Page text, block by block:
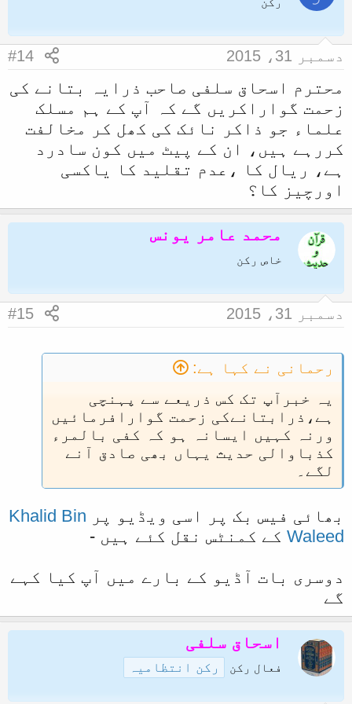
دسمبر 31، 2015 #14
محترم اسحاق سلفی صاحب ذرایہ بتانے کی
زحمت گواراکریں گے کہ آپ کے ہم مسلک
علماء جو ذاکر نائک کی کھل کر مخالفت
کررہے ہیں، ان کے پیٹ میں کون سادرد
ہے، ریال کا ،عدم تقلید کا یاکسی
اورچیز کا؟
محمد عامر یونس
خاص رکن
دسمبر 31، 2015 #15
رحمانی نے کہا ہے:
یہ خبرآپ تک کس ذریعے سے پہنچی
ہے،ذرابتانےکی زحمت گوارافرمائیں
ورنہ کہیں ایسانہ ہو کہ کفی بالمرء
کذباوالی حدیث یہاں بھی صادق آنے
لگے۔
بھائی فیس بک پر اسی ویڈیو پر Khalid Bin
Waleed کے کمنٹس نقل کئے ہیں -
دوسری بات آڈیو کے بارے میں آپ کیا کہے
گے
اسحاق سلفی
فعال رکن رکن انتظامیہ